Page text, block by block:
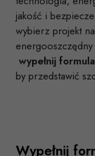
jakość i
wybierz projekt
wypełnij
by przedstawić
Wypełnij